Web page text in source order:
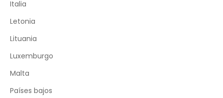
Italia
Letonia
Lituania
Luxemburgo
Malta
Países bajos